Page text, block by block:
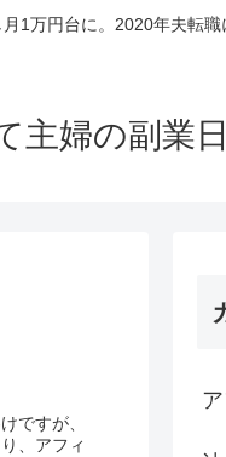
万円台に。2020年夫転
主婦の副業
ですが、
、アフィ